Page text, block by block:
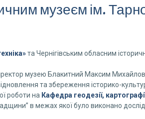
музеєм ім.
та Чернігівським обласним
музею Блакитний Максим
та збереження історико-
роботи на Кафедра геодезії,
в межах якої було виконано